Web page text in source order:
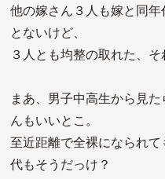
他の嫁さん３人も嫁と同
とないけど、
３人とも均整の取れた、そ
まあ、男子中高生から見
んもいいとこ。
至近距離で全裸になられ
代もそうだっけ？